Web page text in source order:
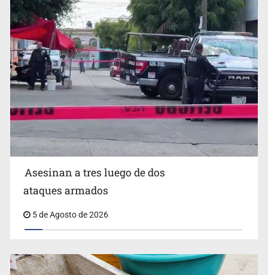
Mujer resulta lesionada tras ataque de pitbull en
Zapopan
Asesinan a tres luego de dos
ataques armados
5 de Agosto de 2026